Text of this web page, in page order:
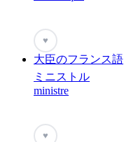
♥
大臣のフランス語
ミニストル
ministre
♥